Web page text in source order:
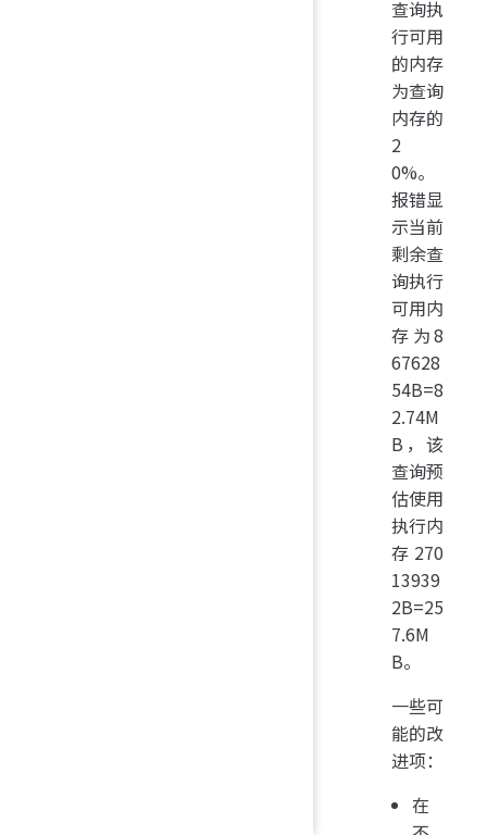
查询执
行可用
的内存
为查询
内存的
2
0%。
报错显
示当前
剩余查
询执行
可用内
存为8
67628
54B=8
2.74M
B，该
查询预
估使用
执行内
存270
13939
2B=25
7.6M
B。
一些可
能的改
进项：
在